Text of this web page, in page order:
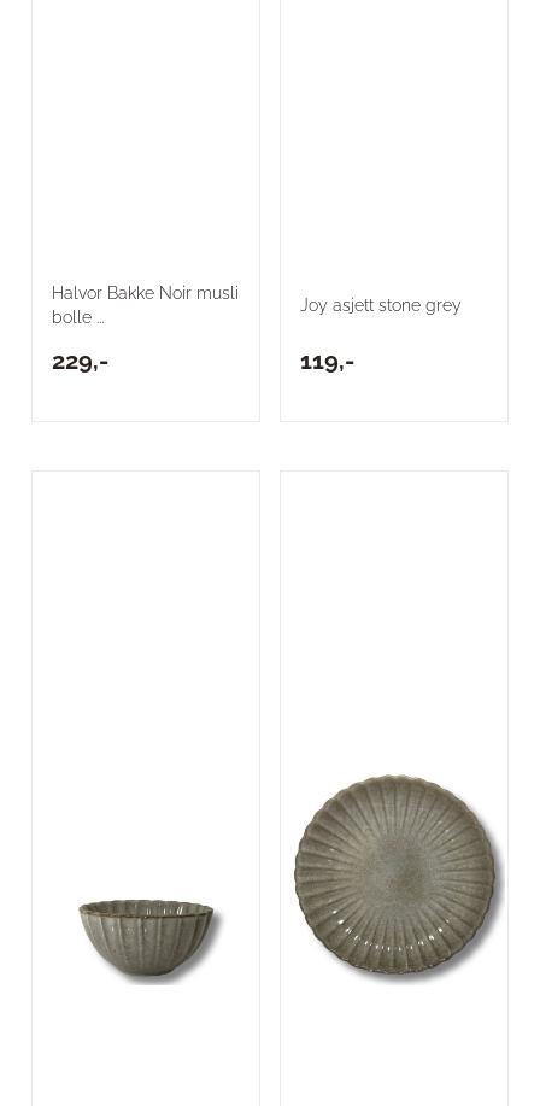
Halvor Bakke Noir musli
bolle ...
229,-
Joy asjett stone grey
119,-